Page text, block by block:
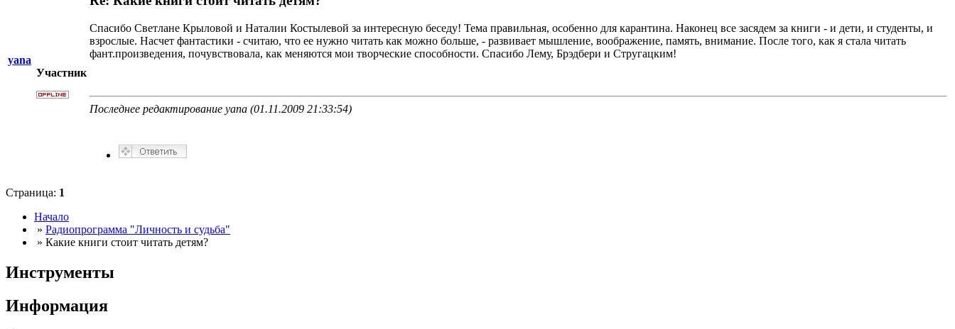
yana
Участник
Спасибо Светлане Крыловой и Наталии Костылевой за интересную беседу! Тема правильная, особенно для карантина. Наконец все засядем за книги - и дети, и студенты, и
взрослые. Насчет фантастики - считаю, что ее нужно читать как можно больше, - развивает мышление, воображение, память, внимание. После того, как я стала читать
фант.произведения, почувствовала, как меняются мои творческие способности. Спасибо Лему, Брэдбери и Стругацким!
Последнее редактирование yana (01.11.2009 21:33:54)
Страница: 1
Начало
» Радиопрограмма "Личность и судьба"
» Какие книги стоит читать детям?
Инструменты
Информация